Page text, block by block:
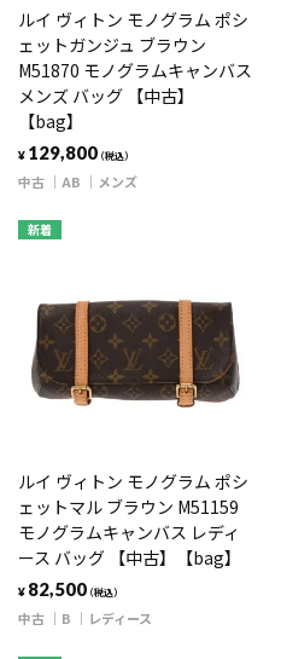
ルイ ヴィトン モノグラム ポシ
ェットガンジュ ブラウン
M51870 モノグラムキャンバス
メンズ バッグ 【中古】
【bag】
¥ 129,800（税込）
中古 AB メンズ
新着
ルイ ヴィトン モノグラム ポシ
ェットマル ブラウン M51159
モノグラムキャンバス レディ
ース バッグ 【中古】【bag】
¥ 82,500（税込）
中古 B レディース